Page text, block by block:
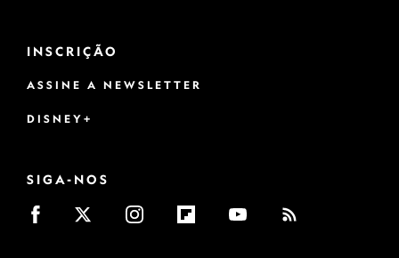
INSCRIÇÃO
ASSINE A NEWSLETTER
DISNEY+
SIGA-NOS